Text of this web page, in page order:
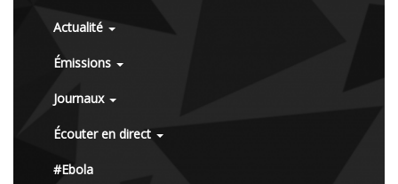
Actualité
Émissions
Journaux
Écouter en direct
#Ebola